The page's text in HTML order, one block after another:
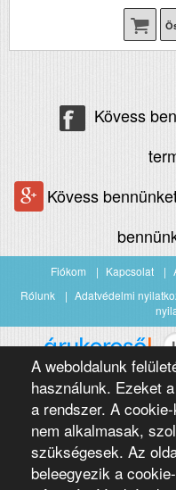
A weboldalunk
használunk. Ezeket
a rendszer. A
nem alkalmasak,
szükségesek. Az
beleegyezik a
Kövess
Kövess
Fiókom Kapcsolat
Rólunk
Adatvédelmi